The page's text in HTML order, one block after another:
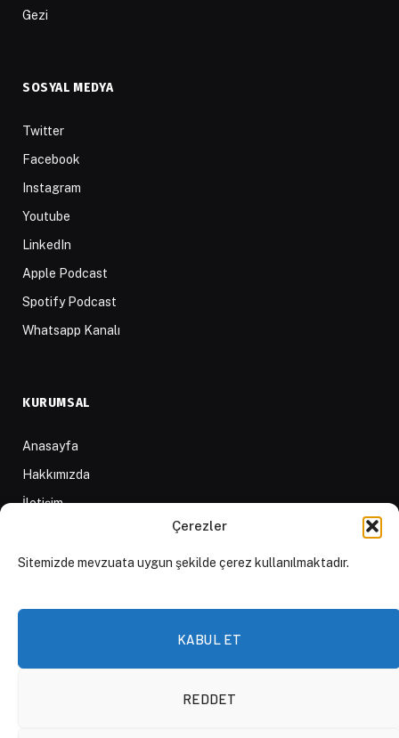
Çerezler
Sitemizde mevzuata uygun şekilde çerez kullanılmaktadır.
KABUL ET
REDDET
Gezi
SOSYAL MEDYA
Twitter
Facebook
Instagram
Youtube
LinkedIn
Apple Podcast
Spotify Podcast
Whatsapp Kanalı
KURUMSAL
Anasayfa
Hakkımızda
İletişim
D84 Yayınları